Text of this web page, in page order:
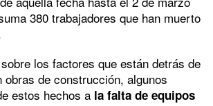
380 trabajadores que han muerto
los factores que están detrás de
obras de construcción, algunos
estos hechos a la falta de equipos